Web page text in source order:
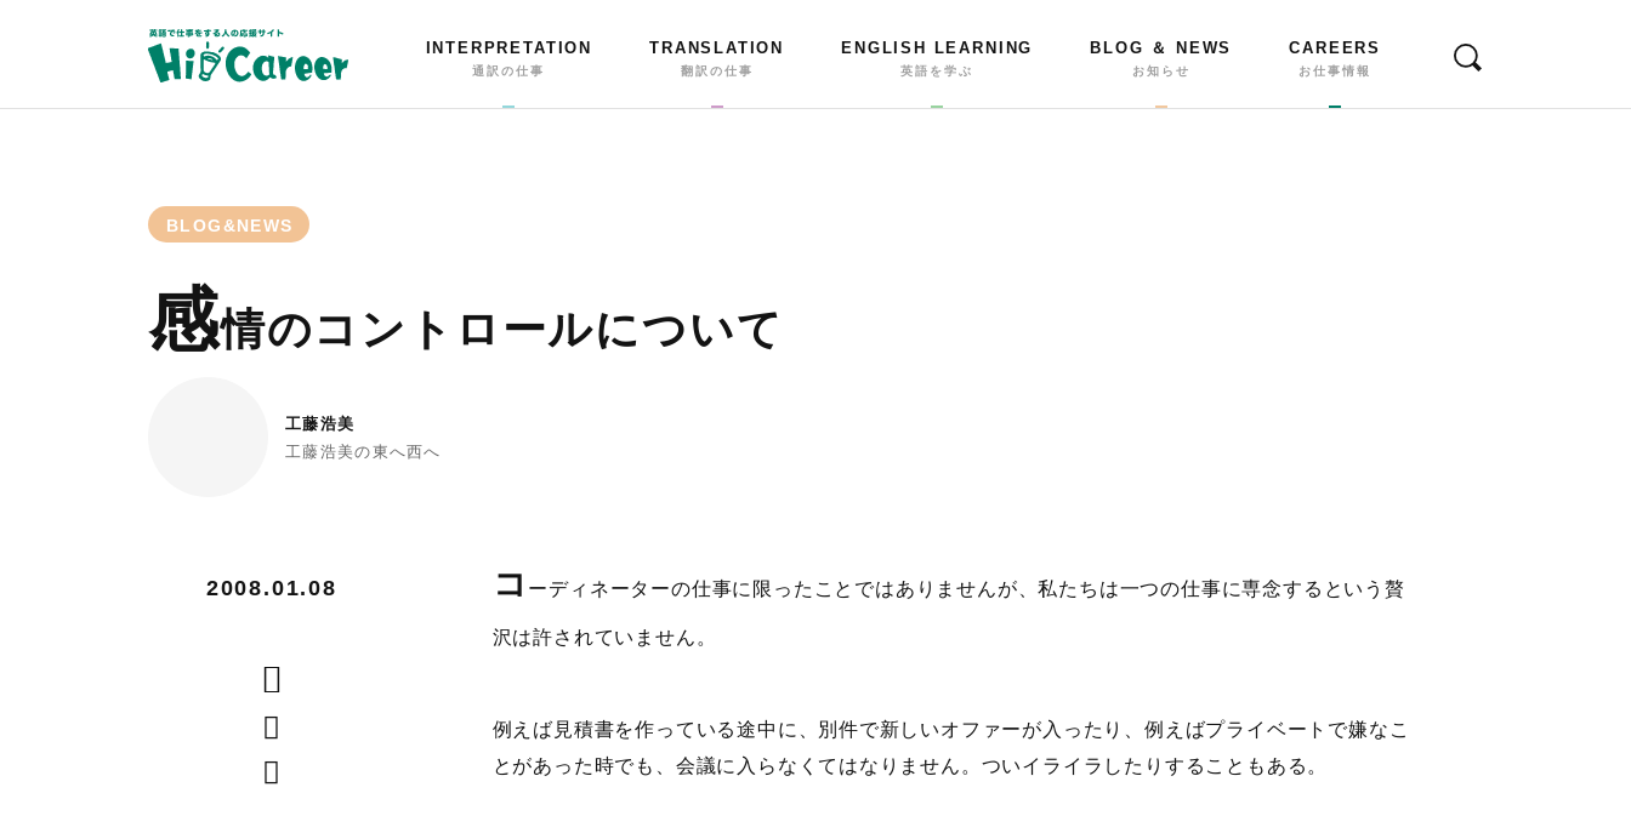
INTERPRETATION
通訳の仕事
TRANSLATION
翻訳の仕事
ENGLISH LEARNING
英語を学ぶ
BLOG ＆ NEWS
お知らせ
CAREERS
お仕事情報
BLOG&NEWS
感情のコントロールについて
工藤浩美
工藤浩美の東へ西へ
2008.01.08 コ ーディネーターの仕事に限ったことではありませんが、私たちは一つの仕事に専念するという贅
沢は許されていません。
例えば見積書を作っている途中に、別件で新しいオファーが入ったり、例えばプライベートで嫌なこ
とがあった時でも、会議に入らなくてはなりません。ついイライラしたりすることもある。